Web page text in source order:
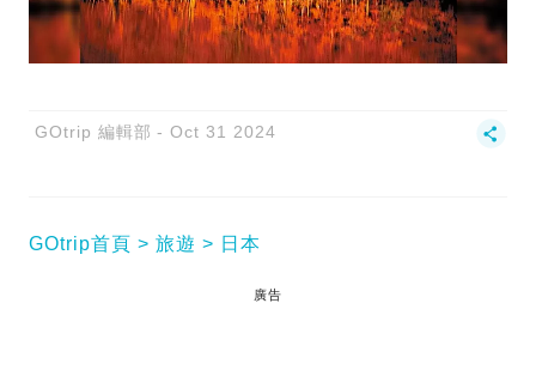
GOtrip 編輯部 Oct 31 2024
GOtrip首頁 旅遊 日本
廣告